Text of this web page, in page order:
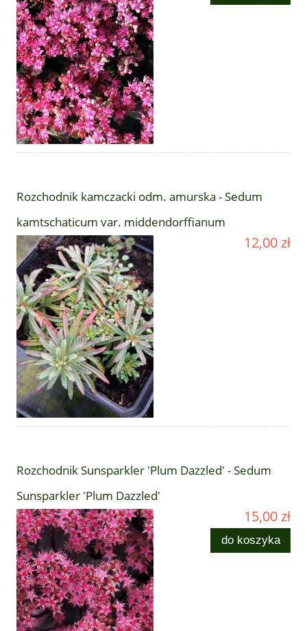
Rozchodnik kamczacki odm. amurska - Sedum
kamtschaticum var. middendorffianum
12,00 zł
Rozchodnik Sunsparkler 'Plum Dazzled' - Sedum
Sunsparkler 'Plum Dazzled'
15,00 zł
do koszyka